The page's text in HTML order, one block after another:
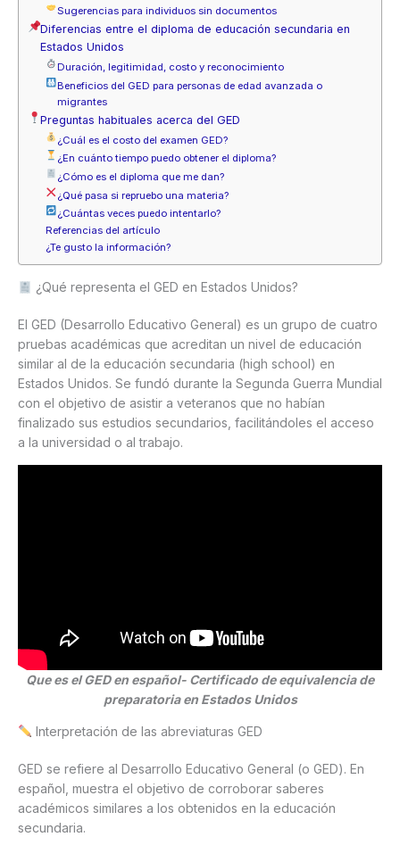
Sugerencias para individuos sin documentos
Diferencias entre el diploma de educación secundaria en
Estados Unidos
Duración, legitimidad, costo y reconocimiento
Beneficios del GED para personas de edad avanzada o
migrantes
Preguntas habituales acerca del GED
¿Cuál es el costo del examen GED?
¿En cuánto tiempo puedo obtener el diploma?
¿Cómo es el diploma que me dan?
¿Qué pasa si repruebo una materia?
¿Cuántas veces puedo intentarlo?
Referencias del artículo
¿Te gusto la información?
¿Qué representa el GED en Estados Unidos?
El GED (Desarrollo Educativo General) es un grupo de cuatro
pruebas académicas que acreditan un nivel de educación
similar al de la educación secundaria (high school) en
Estados Unidos. Se fundó durante la Segunda Guerra Mundial
con el objetivo de asistir a veteranos que no habían
finalizado sus estudios secundarios, facilitándoles el acceso
a la universidad o al trabajo.
Que es el GED en español- Certificado de equivalencia de
preparatoria en Estados Unidos
Interpretación de las abreviaturas GED
GED se refiere al Desarrollo Educativo General (o GED). En
español, muestra el objetivo de corroborar saberes
académicos similares a los obtenidos en la educación
secundaria.